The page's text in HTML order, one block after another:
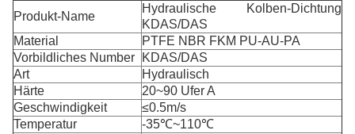
Produkt-Name
Hydraulische Kolben-Dichtung
KDAS/DAS
Material
PTFE NBR FKM PU-AU-PA
Vorbildliches Number
KDAS/DAS
Art
Hydraulisch
Härte
20~90 Ufer A
Geschwindigkeit
≤0.5m/s
Temperatur
-35℃~110℃